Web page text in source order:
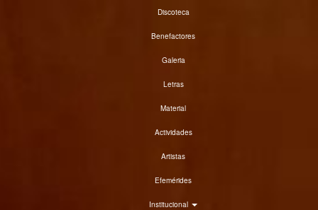
Discoteca
Benefactores
Galeria
Letras
Material
Actividades
Artistas
Efemérides
Institucional